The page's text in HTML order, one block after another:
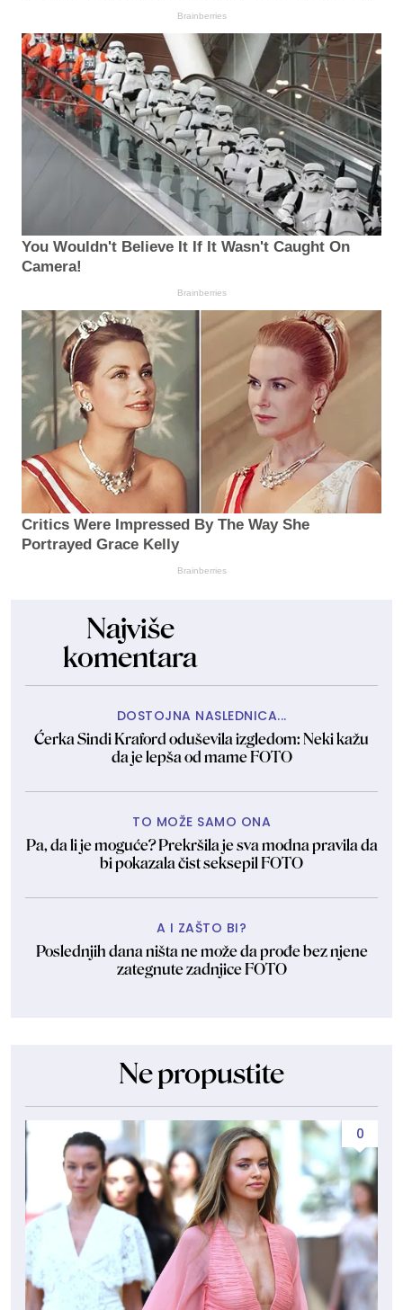
Brainberries
You Wouldn't Believe It If It Wasn't Caught On
Camera!
Brainberries
Critics Were Impressed By The Way She
Portrayed Grace Kelly
Brainberries
Najviše
komentara
DOSTOJNA NASLEDNICA...
Ćerka Sindi Kraford oduševila izgledom: Neki kažu
da je lepša od mame FOTO
TO MOŽE SAMO ONA
Pa, da li je moguće? Prekršila je sva modna pravila da
bi pokazala čist seksepil FOTO
A I ZAŠTO BI?
Poslednjih dana ništa ne može da prođe bez njene
zategnute zadnjice FOTO
Ne propustite
0